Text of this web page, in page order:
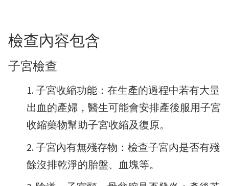
檢查內容包含
子宮檢查
子宮收縮功能：在生產的過程中若有大量
出血的產婦，醫生可能會安排產後服用子宮
收縮藥物幫助子宮收縮及復原。
子宮內有無殘存物：檢查子宮內是否有殘
餘沒排乾淨的胎盤、血塊等。